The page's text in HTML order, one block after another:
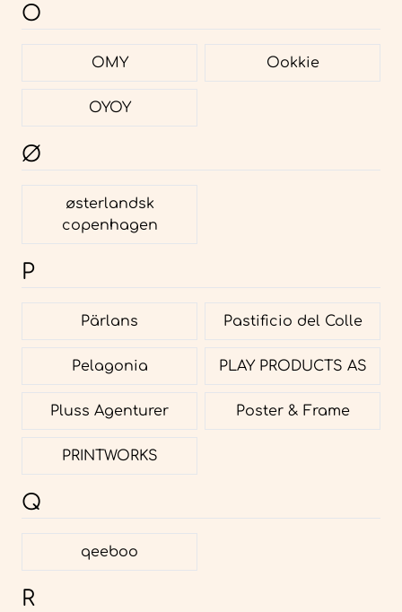
O
OMY Ookkie
OYOY
Ø
østerlandsk
copenhagen
P
Pärlans Pastificio del Colle
Pelagonia PLAY PRODUCTS AS
Pluss Agenturer Poster & Frame
PRINTWORKS
Q
qeeboo
R